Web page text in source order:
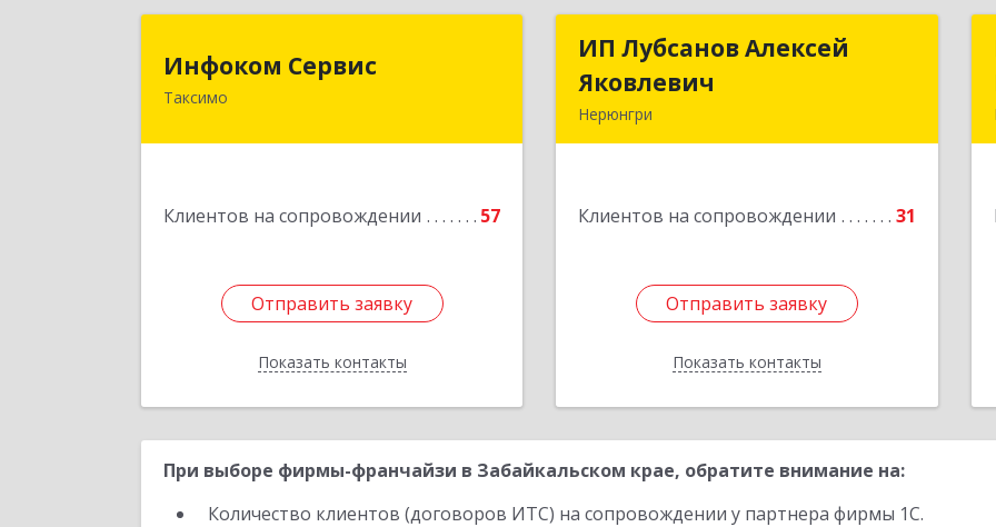
Инфоком Сервис
Таксимо
Клиентов на сопровождении 57
Отправить заявку
Показать контакты
671560, Республика Бурятия, Муйский
Подробнее
Отправить заявку
Назад
ИП Лубсанов Алексей
Яковлевич
Нерюнгри
Клиентов на сопровождении 31
Отправить заявку
Показать контакты
ИП Лубсанов Алексей
Отправить заявку
Назад
При выборе фирмы-франчайзи в Забайкальском крае, обратите внимание на:
Количество клиентов (договоров ИТС) на сопровождении у партнера фирмы 1С.